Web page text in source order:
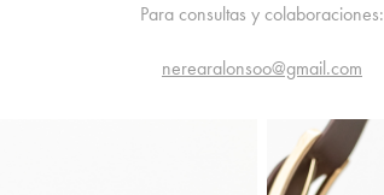
Para consultas y colaboraciones:
nerearalonsoo@gmail.com